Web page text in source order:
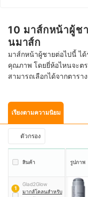
10 มาส์กหน้าผู้ช
นมาส์ก
มาส์กหน้าผู้ชายต่อไปนี้ ไ
คุณภาพ โดยยี่ห้อไหนจะต
สามารถเลือกได้จากตาร
เรียงตามความนิยม
ตัวกรอง
สินค้า รูปภาพ
1
Glad2Glow
มากส์โคลนสำหรับ